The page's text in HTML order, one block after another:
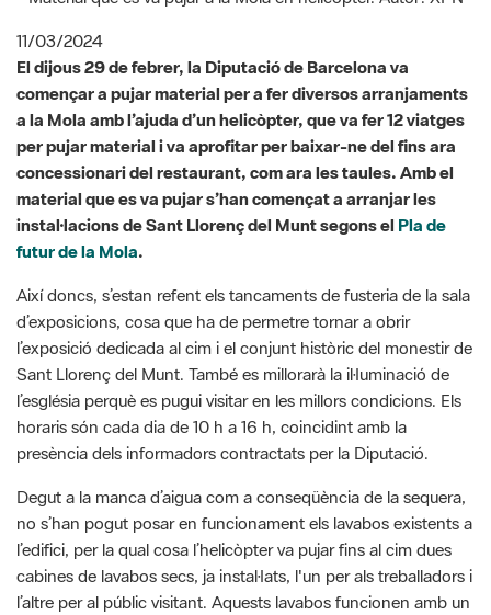
començar a pujar material per a fer diversos arranjaments
a la Mola amb l’ajuda d’un helicòpter, que va fer 12 viatges
per pujar material i va aprofitar per baixar-ne del fins ara
concessionari del restaurant, com ara les taules. Amb el
material que es va pujar s’han començat a arranjar les
instal·lacions de Sant Llorenç del Munt segons el Pla de
futur de la Mola.
Així doncs, s’estan refent els tancaments de fusteria de la sala
d’exposicions, cosa que ha de permetre tornar a obrir
Sant Llorenç del Munt. També es millorarà la il·luminació de
l’església perquè es pugui visitar en les millors condicions. Els
horaris són cada dia de 10 h a 16 h, coincidint amb la
presència dels informadors contractats per la Diputació.
Degut a la manca d’aigua com a conseqüència de la sequera,
no s’han pogut posar en funcionament els lavabos existents a
l’edifici, per la qual cosa l’helicòpter va pujar fins al cim dues
cabines de lavabos secs, ja instal·lats, l'un per als treballadors i
l’altre per al públic visitant. Aquests lavabos funcionen amb un
element biològic que degrada el sòlid, però el líquid resultant
del seu ús s’ha de retirar per tractar a banda.